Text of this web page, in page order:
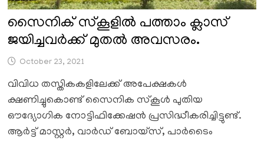
സൈനിക് സ്‌കൂളിൽ പത്താം ക്ലാസ്
ജയിച്ചവർക്ക് മുതൽ അവസരം.
October 23, 2021
വിവിധ തസ്തികകളിലേക്ക് അപേക്ഷകൾ
ക്ഷണിച്ചുകൊണ്ട് സൈനിക സ്കൂൾ പുതിയ
ഔദ്യോഗിക നോട്ടിഫിക്കേഷൻ പ്രസിദ്ധീകരിച്ചിട്ടുണ്ട്.
ആർട്ട് മാസ്റ്റർ, വാർഡ് ബോയ്സ്, പാർടൈം